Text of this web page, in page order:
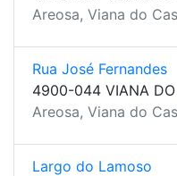
Areosa, Viana do
Rua José Fernandes
4900-044 VIANA DO
Areosa, Viana do
Largo do Lamoso